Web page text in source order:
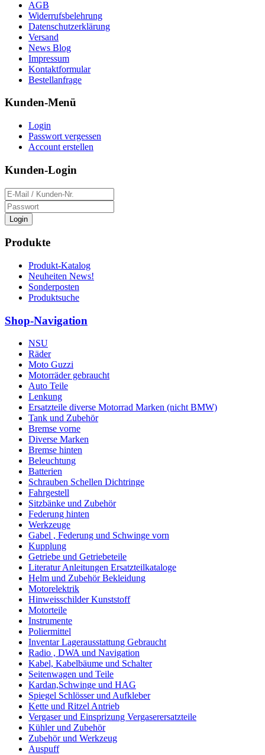
AGB
Widerrufsbelehrung
Datenschutzerklärung
Versand
News Blog
Impressum
Kontaktformular
Bestellanfrage
Kunden-Menü
Login
Passwort vergessen
Account erstellen
Kunden-Login
Login
Produkte
Produkt-Katalog
Neuheiten News!
Sonderposten
Produktsuche
Shop-Navigation
NSU
Räder
Moto Guzzi
Motorräder gebraucht
Auto Teile
Lenkung
Ersatzteile diverse Motorrad Marken (nicht BMW)
Tank und Zubehör
Bremse vorne
Diverse Marken
Bremse hinten
Beleuchtung
Batterien
Schrauben Schellen Dichtringe
Fahrgestell
Sitzbänke und Zubehör
Federung hinten
Werkzeuge
Gabel , Federung und Schwinge vorn
Kupplung
Getriebe und Getriebeteile
Literatur Anleitungen Ersatzteilkataloge
Helm und Zubehör Bekleidung
Motorelektrik
Hinweisschilder Kunststoff
Motorteile
Instrumente
Poliermittel
Inventar Lagerausstattung Gebraucht
Radio , DWA und Navigation
Kabel, Kabelbäume und Schalter
Seitenwagen und Teile
Kardan,Schwinge und HAG
Spiegel Schlösser und Aufkleber
Kette und Ritzel Antrieb
Vergaser und Einsprizung Vergaserersatzteile
Kühler und Zubehör
Zubehör und Werkzeug
Auspuff